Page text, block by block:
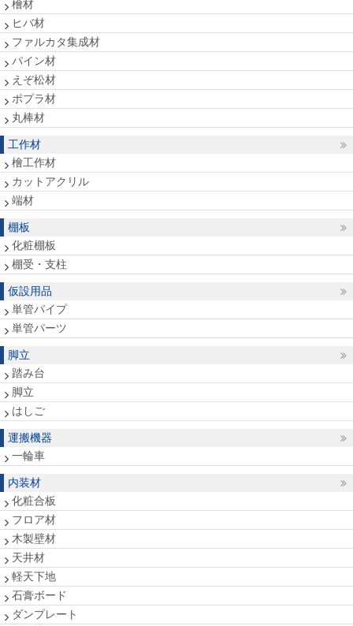
檜材
ヒバ材
ファルカタ集成材
パイン材
えぞ松材
ポプラ材
丸棒材
工作材
檜工作材
カットアクリル
端材
棚板
化粧棚板
棚受・支柱
仮設用品
単管パイプ
単管パーツ
脚立
踏み台
脚立
はしご
運搬機器
一輪車
内装材
化粧合板
フロア材
木製壁材
天井材
軽天下地
石膏ボード
ダンプレート